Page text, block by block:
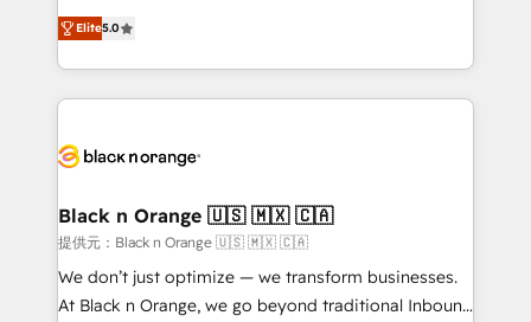
of experience and quality of skilled staff has earned
them a trusted reputation within the HubSpot
clients.” - Brian Garvey, VP, Solutions Partner
Program, HubSpot.
DIGITALISIM, nous avons l'intime conviction que la
réussite des entreprises passe par l’innovation web,
le marketing digital, et la relation client ! C'est
pourquoi, nos experts sont à la fois capables de
référencement, votre stratégie digitale et le pilotage
projet HubSpot avec DIGITALISIM : 🧽 Nettoyage,
migration et intégration des bases de données. 🚀
Développement des interfaces avec vos logiciels
métiers ⚙️ Configuration de la plateforme HubSpot
Elite5.0
Black n Orange 🇺🇸 🇲🇽 🇨🇦
提供元：Black n Orange 🇺🇸 🇲🇽 🇨🇦
We don’t just optimize — we transform businesses.
At Black n Orange, we go beyond traditional Inbound